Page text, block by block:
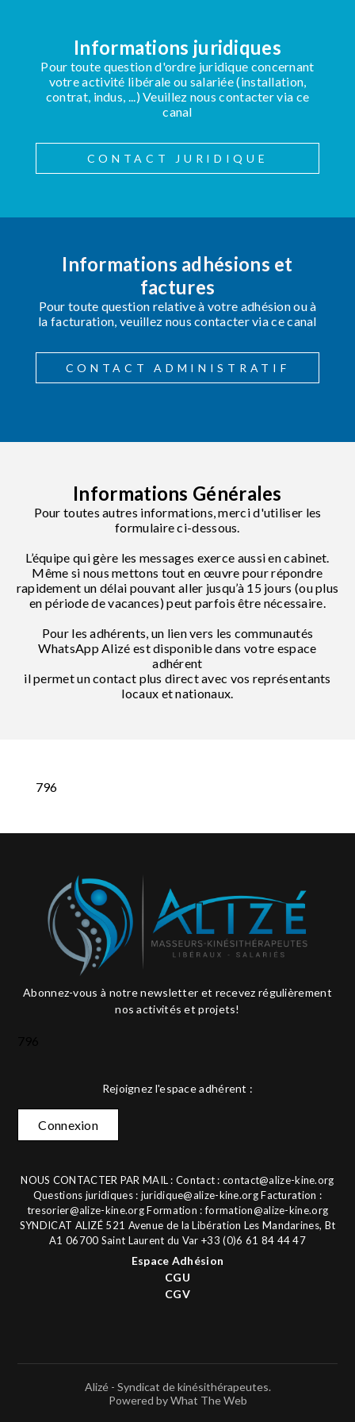
Informations juridiques
Pour toute question d'ordre juridique concernant
votre activité libérale ou salariée (installation,
contrat, indus, ...) Veuillez nous contacter via ce
canal
CONTACT JURIDIQUE
Informations adhésions et
factures
Pour toute question relative à votre adhésion ou à
la facturation, veuillez nous contacter via ce canal
CONTACT ADMINISTRATIF
Informations Générales
Pour toutes autres informations, merci d'utiliser les
formulaire ci-dessous.
L’équipe qui gère les messages exerce aussi en cabinet.
Même si nous mettons tout en œuvre pour répondre
rapidement un délai pouvant aller jusqu’à 15 jours (ou plus
en période de vacances) peut parfois être nécessaire.
Pour les adhérents, un lien vers les communautés
WhatsApp Alizé est disponible dans votre espace
adhérent
il permet un contact plus direct avec vos représentants
locaux et nationaux.
796
Abonnez-vous à notre newsletter et recevez régulièrement
nos activités et projets!
Rejoignez l'espace adhérent :
Connexion
NOUS CONTACTER PAR MAIL : Contact :contact@alize-kine.org
Questions juridiques : juridique@alize-kine.orgFacturation :
tresorier@alize-kine.orgFormation :formation@alize-kine.org
SYNDICAT ALIZÉ 521 Avenue de la Libération Les Mandarines, Bt
A1 06700 Saint Laurent du Var +33 (0)6 61 84 44 47
Espace Adhésion
CGU
CGV
Alizé - Syndicat de kinésithérapeutes.
Powered by What The Web